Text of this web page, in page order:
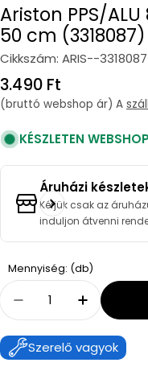
Ariston PPS/
50 cm (3318087)
Cikkszám: ARIS--3318087
Regular
price
3.490 Ft
(bruttó webshop ár) A
KÉSZLETEN
Áruházi
Kérjük csak az
induljon átvenni
Mennyiség: (db)Quantity
Decrease
Szerelő vagyok